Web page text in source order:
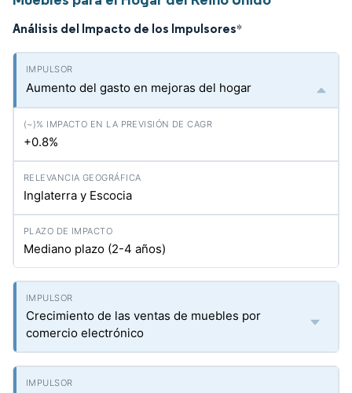
Análisis del Impacto de los Impulsores*
Aumento del gasto en mejoras del hogar
+0.8%
Inglaterra y Escocia
Mediano plazo (2-4 años)
Crecimiento de las ventas de muebles por
comercio electrónico